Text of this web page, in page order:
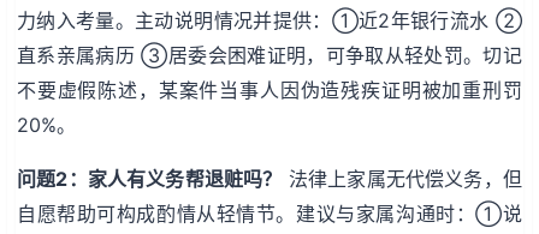
力纳入考量。主动说明情况并提供：①近2年银行流水 ②
直系亲属病历 ③居委会困难证明，可争取从轻处罚。切记
不要虚假陈述，某案件当事人因伪造残疾证明被加重刑罚
20%。
问题2：家人有义务帮退赃吗？
法律上家属无代偿义务，但
自愿帮助可构成酌情从轻情节。建议与家属沟通时：①说